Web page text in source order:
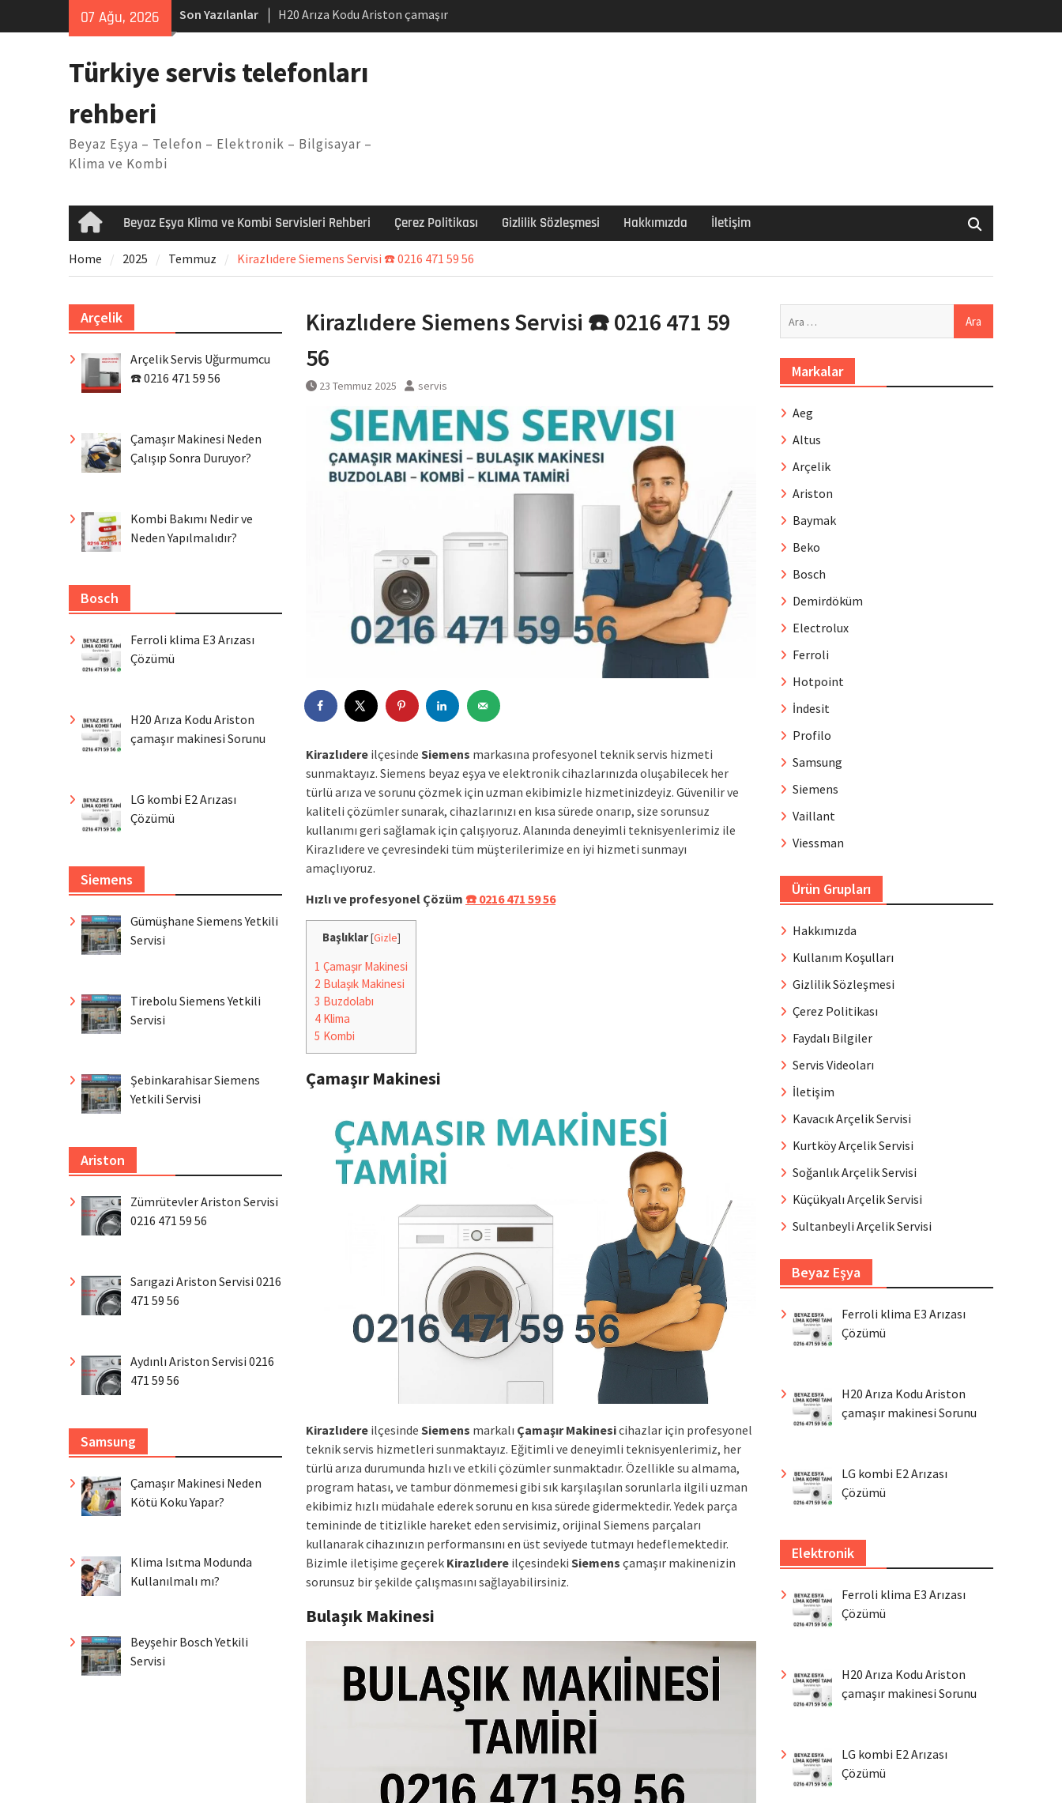
07 Ağu, 2026 Son Yazılanlar
H20 Arıza Kodu Ariston çamaşır
makinesi Sorunu
Arçelik buzdolabı F5 Hatası Çözüm
Ferroli klima E3 Arızası Çözümü
Türkiye servis telefonları
rehberi
Beyaz Eşya – Telefon – Elektronik – Bilgisayar –
Klima ve Kombi
HomeBeyaz Eşya Klima ve Kombi Servisleri Rehberi Çerez Politikası Gizlilik Sözleşmesi Hakkımızda İletişim
Home 2025 Temmuz Kirazlıdere Siemens Servisi ☎️ 0216 471 59 56
Kirazlıdere Siemens Servisi ☎️ 0216 471 59
56
23 Temmuz 2025 servis
Kirazlıdere ilçesinde Siemens markasına profesyonel teknik servis hizmeti
sunmaktayız. Siemens beyaz eşya ve elektronik cihazlarınızda oluşabilecek her
türlü arıza ve sorunu çözmek için uzman ekibimizle hizmetinizdeyiz. Güvenilir ve
kaliteli çözümler sunarak, cihazlarınızı en kısa sürede onarıp, size sorunsuz
kullanımı geri sağlamak için çalışıyoruz. Alanında deneyimli teknisyenlerimiz ile
Kirazlıdere ve çevresindeki tüm müşterilerimize en iyi hizmeti sunmayı
amaçlıyoruz.
Hızlı ve profesyonel Çözüm ☎️ 0216 471 59 56
Başlıklar [Gizle]
1 Çamaşır Makinesi
2 Bulaşık Makinesi
3 Buzdolabı
4 Klima
5 Kombi
Çamaşır Makinesi
Kirazlıdere ilçesinde Siemens markalı Çamaşır Makinesicihazlar için profesyonel
teknik servis hizmetleri sunmaktayız. Eğitimli ve deneyimli teknisyenlerimiz, her
türlü arıza durumunda hızlı ve etkili çözümler sunmaktadır. Özellikle su almama,
program hatası, ve tambur dönmemesi gibi sık karşılaşılan sorunlarla ilgili uzman
ekibimiz hızlı müdahale ederek sorunu en kısa sürede gidermektedir. Yedek parça
temininde de titizlikle hareket eden servisimiz, orijinal Siemens parçaları
kullanarak cihazınızın performansını en üst seviyede tutmayı hedeflemektedir.
Bizimle iletişime geçerek Kirazlıdere ilçesindeki Siemens çamaşır makinenizin
sorunsuz bir şekilde çalışmasını sağlayabilirsiniz.
Bulaşık Makinesi
Markalar
Aeg
Altus
Arçelik
Ariston
Baymak
Beko
Bosch
Demirdöküm
Electrolux
Ferroli
Hotpoint
İndesit
Profilo
Samsung
Siemens
Vaillant
Viessman
Ürün Grupları
Hakkımızda
Kullanım Koşulları
Gizlilik Sözleşmesi
Çerez Politikası
Faydalı Bilgiler
Servis Videoları
İletişim
Kavacık Arçelik Servisi
Kurtköy Arçelik Servisi
Soğanlık Arçelik Servisi
Küçükyalı Arçelik Servisi
Sultanbeyli Arçelik Servisi
Beyaz Eşya
Ferroli klima E3 Arızası
Çözümü
H20 Arıza Kodu Ariston
çamaşır makinesi Sorunu
LG kombi E2 Arızası
Çözümü
Elektronik
Ferroli klima E3 Arızası
Çözümü
H20 Arıza Kodu Ariston
çamaşır makinesi Sorunu
LG kombi E2 Arızası
Çözümü
Arçelik
Arçelik Servis Uğurmumcu
☎️ 0216 471 59 56
Çamaşır Makinesi Neden
Çalışıp Sonra Duruyor?
Kombi Bakımı Nedir ve
Neden Yapılmalıdır?
Bosch
Ferroli klima E3 Arızası
Çözümü
H20 Arıza Kodu Ariston
çamaşır makinesi Sorunu
LG kombi E2 Arızası
Çözümü
Siemens
Gümüşhane Siemens Yetkili
Servisi
Tirebolu Siemens Yetkili
Servisi
Şebinkarahisar Siemens
Yetkili Servisi
Ariston
Zümrütevler Ariston Servisi
0216 471 59 56
Sarıgazi Ariston Servisi 0216
471 59 56
Aydınlı Ariston Servisi 0216
471 59 56
Samsung
Çamaşır Makinesi Neden
Kötü Koku Yapar?
Klima Isıtma Modunda
Kullanılmalı mı?
Beyşehir Bosch Yetkili
Servisi